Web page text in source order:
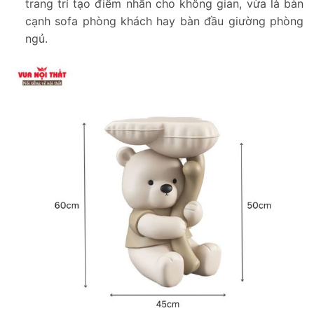
trang trí tạo điểm nhấn cho không gian, vừa là bàn
cạnh sofa phòng khách hay bàn đầu giường phòng
ngủ.